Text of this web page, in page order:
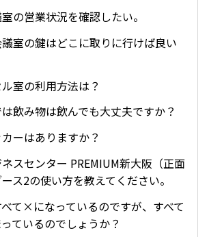
の営業状況を確認したい。
室の鍵はどこに取りに行けば良い
室の利用方法は？
飲み物は飲んでも大丈夫ですか？
ーはありますか？
スセンター PREMIUM新大阪（正面
ス2の使い方を教えてください。
て×になっているのですが、すべて
ているのでしょうか？